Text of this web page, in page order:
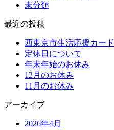
未分類
最近の投稿
西東京市生活応援カード
定休日について
年末年始のお休み
12月のお休み
11月のお休み
アーカイブ
2026年4月